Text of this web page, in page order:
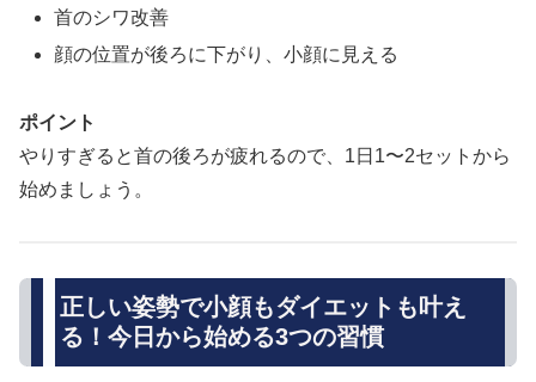
首のシワ改善
顔の位置が後ろに下がり、小顔に見える
ポイント
やりすぎると首の後ろが疲れるので、1日1〜2セットから
始めましょう。
正しい姿勢で小顔もダイエットも叶え
る！今日から始める3つの習慣